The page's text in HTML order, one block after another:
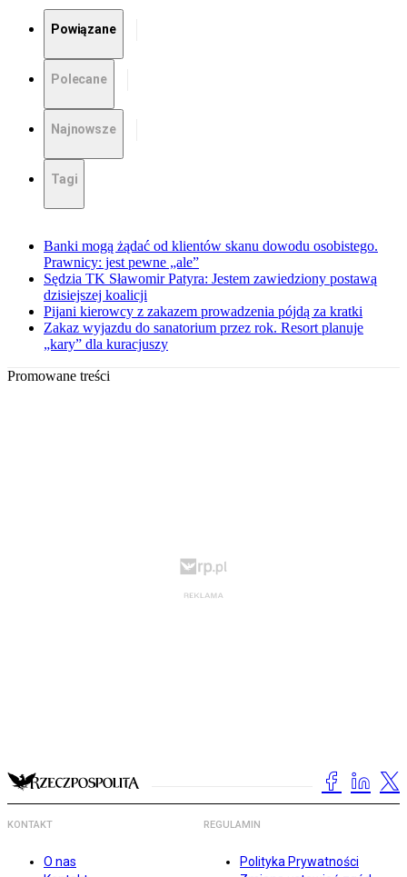
Powiązane
Polecane
Najnowsze
Tagi
Banki mogą żądać od klientów skanu dowodu osobistego.
Prawnicy: jest pewne „ale”
Sędzia TK Sławomir Patyra: Jestem zawiedziony postawą
dzisiejszej koalicji
Pijani kierowcy z zakazem prowadzenia pójdą za kratki
Zakaz wyjazdu do sanatorium przez rok. Resort planuje
„kary” dla kuracjuszy
Promowane treści
KONTAKT
O nas
REGULAMIN
Polityka Prywatności